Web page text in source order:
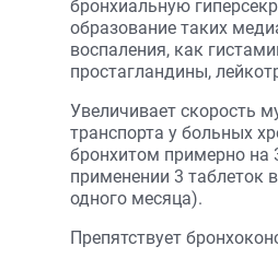
бронхиальную
образование таких
воспаления, как
простагландины,
Увеличивает скорость
транспорта у больных
бронхитом примерно на
применении 3 таблеток
одного месяца).
Препятствует